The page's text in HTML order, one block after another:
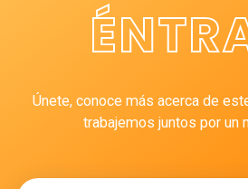
Únete, conoce más acerca de
trabajemos juntos por un